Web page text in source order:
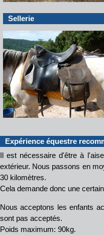
Sellerie
Expérience équestre
Il est nécessaire d'être à
extérieur. Nous passons en
30 kilomètres.
Cela demande donc une
Nous acceptons les enfants
sont pas acceptés.
Poids maximum: 90kg.